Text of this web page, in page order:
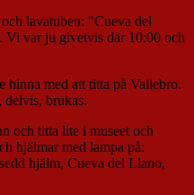
lavatuben: "Cueva del
Vi var ju givetvis där 10:00 och
hinna med att titta på Vallebro.
delvis, brukas.
och titta lite i museet och
hjälmar med lampa på: